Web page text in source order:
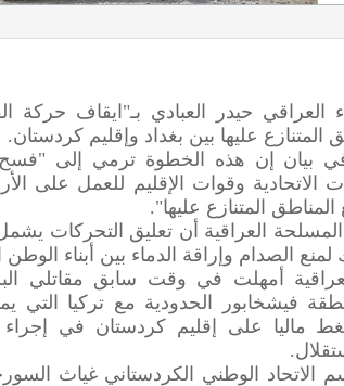
عليها بين بغداد وإقليم كردستان.
بيان إن هذه الخطوة ترمي إلى
الاتحادية وقوات الإقليم للعمل على
المناطق المتنازع عليها".
المسلحة العراقية أن تعليق التحركات
لمنع الصدام وإراقة الدماء بين أبناء الوطن
أمهلت في وقت سابق مقاتلي
فيشخابور الحدودية مع تركيا التي
ماليا على إقليم كردستان في
الاتحاد الوطني الكردستاني غياث